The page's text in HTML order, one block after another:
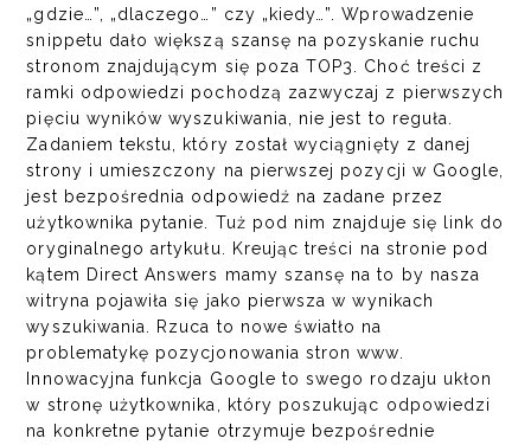
„gdzie…”, „dlaczego…” czy „kiedy…”. Wprowadzenie
snippetu dało większą szansę na pozyskanie ruchu
stronom znajdującym się poza TOP3. Choć treści z
ramki odpowiedzi pochodzą zazwyczaj z pierwszych
pięciu wyników wyszukiwania, nie jest to reguła.
Zadaniem tekstu, który został wyciągnięty z danej
strony i umieszczony na pierwszej pozycji w Google,
jest bezpośrednia odpowiedź na zadane przez
użytkownika pytanie. Tuż pod nim znajduje się link do
oryginalnego artykułu. Kreując treści na stronie pod
kątem Direct Answers mamy szansę na to by nasza
witryna pojawiła się jako pierwsza w wynikach
wyszukiwania. Rzuca to nowe światło na
problematykę pozycjonowania stron www
Innowacyjna funkcja Google to swego rodzaju ukłon
w stronę użytkownika, który poszukując odpowiedzi
na konkretne pytanie otrzymuje bezpośrednie